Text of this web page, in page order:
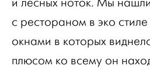
с рестораном в эко
окнами в которых
плюсом ко всему он